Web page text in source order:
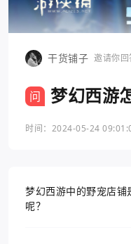
干货铺子 邀请你回
问 梦幻西游
时间：2024-05-24
梦幻西游中的野宠店
呢？